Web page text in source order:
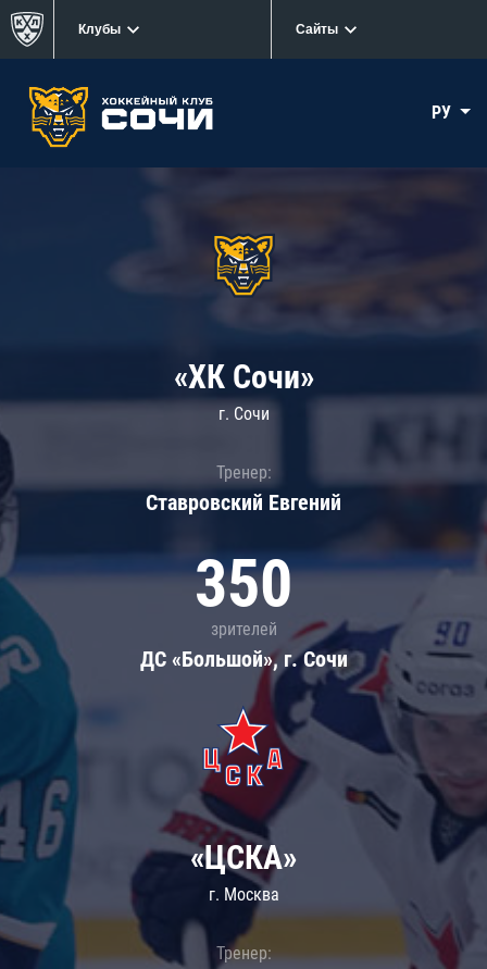
Клубы Сайты
РУ
«ХК Сочи»
г. Сочи
Тренер:
Ставровский Евгений
350
зрителей
ДС «Большой», г. Сочи
«ЦСКА»
г. Москва
Тренер: